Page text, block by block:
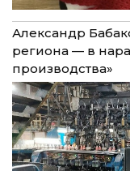
Александр
региона — в
производства»